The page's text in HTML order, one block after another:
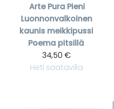
Arte Pura Pieni
Luonnonvalkoinen
kaunis meikkipussi
Poema pitsillä
34,50 €
Heti saatavilla